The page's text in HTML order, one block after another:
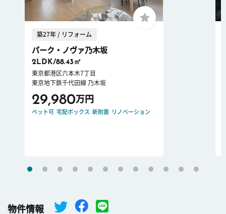
築27年 / リフォーム
パーク・ノヴァ乃木坂
2LDK/88.43㎡
東京都港区六本木7丁目
東京地下鉄千代田線 乃木坂
29,980万円
ペット可 宅配ボックス 新耐震 リノベーション
物件情報